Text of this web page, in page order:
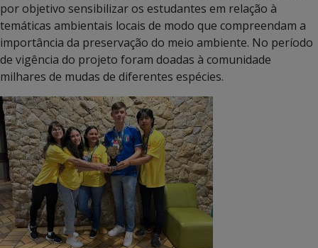
por objetivo sensibilizar os estudantes em relação à
temáticas ambientais locais de modo que compreendam a
importância da preservação do meio ambiente. No período
de vigência do projeto foram doadas à comunidade
milhares de mudas de diferentes espécies.